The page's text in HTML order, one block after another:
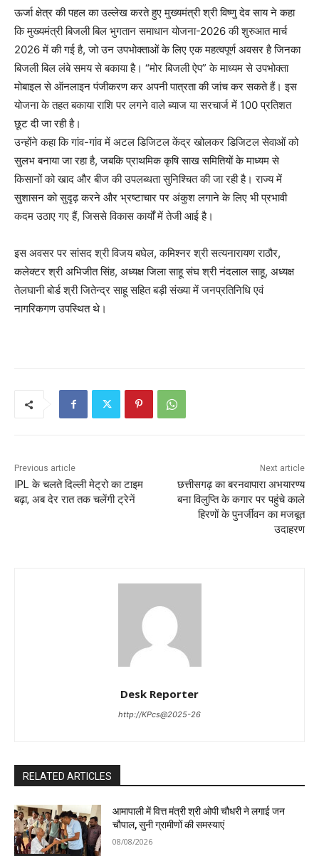
ऊर्जा क्षेत्र की पहल का उल्लेख करते हुए मुख्यमंत्री श्री विष्णु देव साय ने कहा
कि मुख्यमंत्री बिजली बिल भुगतान समाधान योजना-2026 की शुरुआत मार्च
2026 में की गई है, जो उन उपभोक्ताओं के लिए एक महत्वपूर्ण अवसर है जिनका
बिजली बिल लंबे समय से बकाया है। “मोर बिजली ऐप” के माध्यम से उपभोक्ता
मोबाइल से ऑनलाइन पंजीकरण कर अपनी पात्रता की जांच कर सकते हैं। इस
योजना के तहत बकाया राशि पर लगने वाले ब्याज या सरचार्ज में 100 प्रतिशत
छूट दी जा रही है।
उन्होंने कहा कि गांव-गांव में अटल डिजिटल केंद्र खोलकर डिजिटल सेवाओं को
सुलभ बनाया जा रहा है, जबकि प्राथमिक कृषि साख समितियों के माध्यम से
किसानों को खाद और बीज की उपलब्धता सुनिश्चित की जा रही है। राज्य में
सुशासन को सुदृढ़ करने और भ्रष्टाचार पर अंकुश लगाने के लिए भी प्रभावी
कदम उठाए गए हैं, जिससे विकास कार्यों में तेजी आई है।
इस अवसर पर सांसद श्री विजय बघेल, कमिश्नर श्री सत्यनारायण राठौर,
कलेक्टर श्री अभिजीत सिंह, अध्यक्ष जिला साहू संघ श्री नंदलाल साहू, अध्यक्ष
तेलघानी बोर्ड श्री जितेन्द्र साहू सहित बड़ी संख्या में जनप्रतिनिधि एवं
नागरिकगण उपस्थित थे।
Previous article
IPL के चलते दिल्ली मेट्रो का टाइम
बढ़ा, अब देर रात तक चलेंगी ट्रेनें
Next article
छत्तीसगढ़ का बरनवापारा अभयारण्य
बना विलुप्ति के कगार पर पहुंचे काले
हिरणों के पुनर्जीवन का मजबूत
उदाहरण
Desk Reporter
http://KPcs@2025-26
RELATED ARTICLES
आमापाली में वित्त मंत्री श्री ओपी चौधरी ने लगाई जन
चौपाल, सुनी ग्रामीणों की समस्याएं
08/08/2026